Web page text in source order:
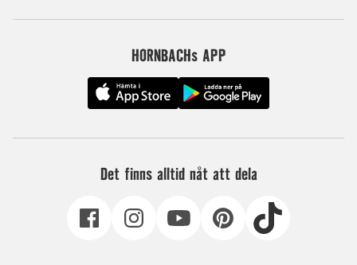
HORNBACHs APP
Det finns alltid nåt att dela